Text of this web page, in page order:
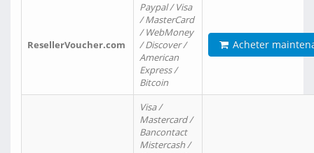
ResellerVoucher.com
Paypal / Visa
/ MasterCard
/ WebMoney
/ Discover /
American
Express /
Bitcoin
Acheter
Visa /
Mastercard /
Bancontact
Mistercash /